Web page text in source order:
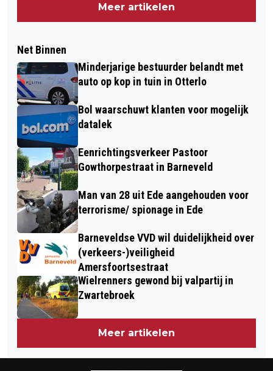
Meer artikelen
Net Binnen
Minderjarige bestuurder belandt met
auto op kop in tuin in Otterlo
Bol waarschuwt klanten voor mogelijk
datalek
Eenrichtingsverkeer Pastoor
Gowthorpestraat in Barneveld
Man van 28 uit Ede aangehouden voor
terrorisme/ spionage in Ede
Barneveldse VVD wil duidelijkheid over
(verkeers-)veiligheid
Amersfoortsestraat
Wielrenners gewond bij valpartij in
Zwartebroek
Meer artikelen